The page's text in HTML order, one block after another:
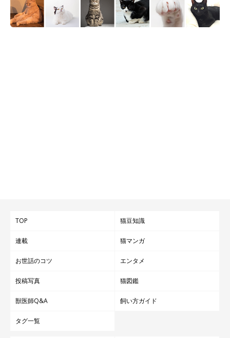
TOP 猫豆知識
連載 猫マンガ
お世話のコツ エンタメ
投稿写真 猫図鑑
獣医師Q&A 飼い方ガイド
タグ一覧